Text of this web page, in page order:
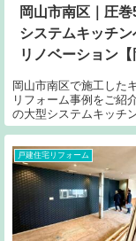
岡山市南区｜圧
システムキッチン
リノベーション【
岡山市南区で施工した
リフォーム事例をご紹
の大型システムキッチ
5m）を採用し、断熱性
フルリノベーションで
間を実現しました。岡
ォームをご検討の方は
ください。
戸建住宅リフォーム